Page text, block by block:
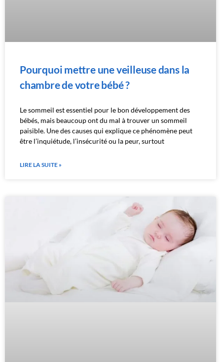
Pourquoi mettre une veilleuse dans la
chambre de votre bébé ?
Le sommeil est essentiel pour le bon développement des
bébés, mais beaucoup ont du mal à trouver un sommeil
paisible. Une des causes qui explique ce phénomène peut
être l’inquiétude, l’insécurité ou la peur, surtout
LIRE LA SUITE »